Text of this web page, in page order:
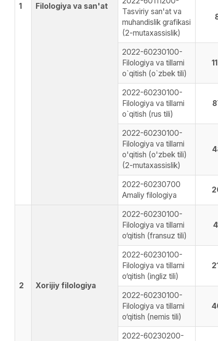
1 Filologiya va san'at
Tasviriy san'at va
muhandislik grafikasi
(2-mutaxassislik)
2022-60230100-
Filologiya va tillarni
o`qitish (o`zbek tili)
2022-60230100-
Filologiya va tillarni
o`qitish (rus tili)
2022-60230100-
Filologiya va tillarni
o'qitish (o'zbek tili)
(2-mutaxassislik)
2022-60230700
Amaliy filologiya
2 Xorijiy filologiya
2022-60230100-
Filologiya va tillarni
o‘qitish (fransuz tili)
2022-60230100-
Filologiya va tillarni
o‘qitish (ingliz tili)
2022-60230100-
Filologiya va tillarni
o‘qitish (nemis tili)
2022-60230200-